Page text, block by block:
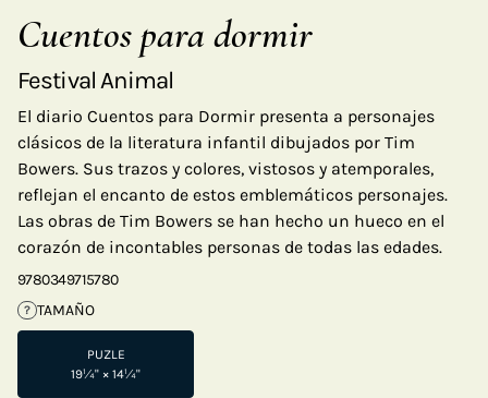
Cuentos para dormir
Festival Animal
El diario Cuentos para Dormir presenta a personajes
clásicos de la literatura infantil dibujados por Tim
Bowers. Sus trazos y colores, vistosos y atemporales,
reflejan el encanto de estos emblemáticos personajes.
Las obras de Tim Bowers se han hecho un hueco en el
corazón de incontables personas de todas las edades.
9780349715780
? TAMAÑO
PUZLE
19¼" × 14¼"